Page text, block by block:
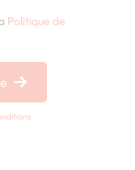
Politique de